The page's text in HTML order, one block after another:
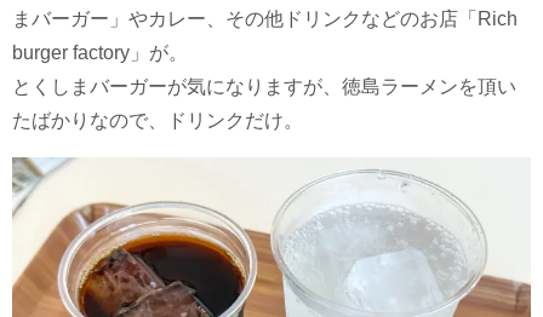
まバーガー」やカレー、その他ドリンクなどのお店「Rich
burger factory」が。
とくしまバーガーが気になりますが、徳島ラーメンを頂い
たばかりなので、ドリンクだけ。